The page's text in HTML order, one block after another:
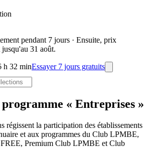
pendant 7 jours · Ensuite, prix
31 août.
h 32 minEssayer 7 jours gratuits
« Entreprises »
régissent la participation des établissements
et aux programmes du Club LPMBE,
Premium Club LPMBE et Club